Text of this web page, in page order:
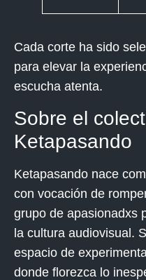
Cada corte ha sido
para elevar la
escucha atenta.
Sobre el
Ketapasando
Ketapasando nace
con vocación de
grupo de apasionadxs
la cultura audiovisual.
espacio de
donde florezca lo